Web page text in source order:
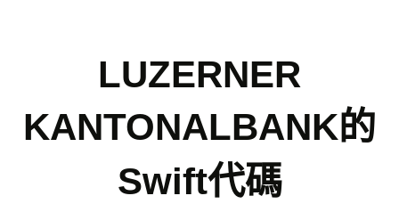
LUZERNER
KANTONALBANK的
Swift代碼